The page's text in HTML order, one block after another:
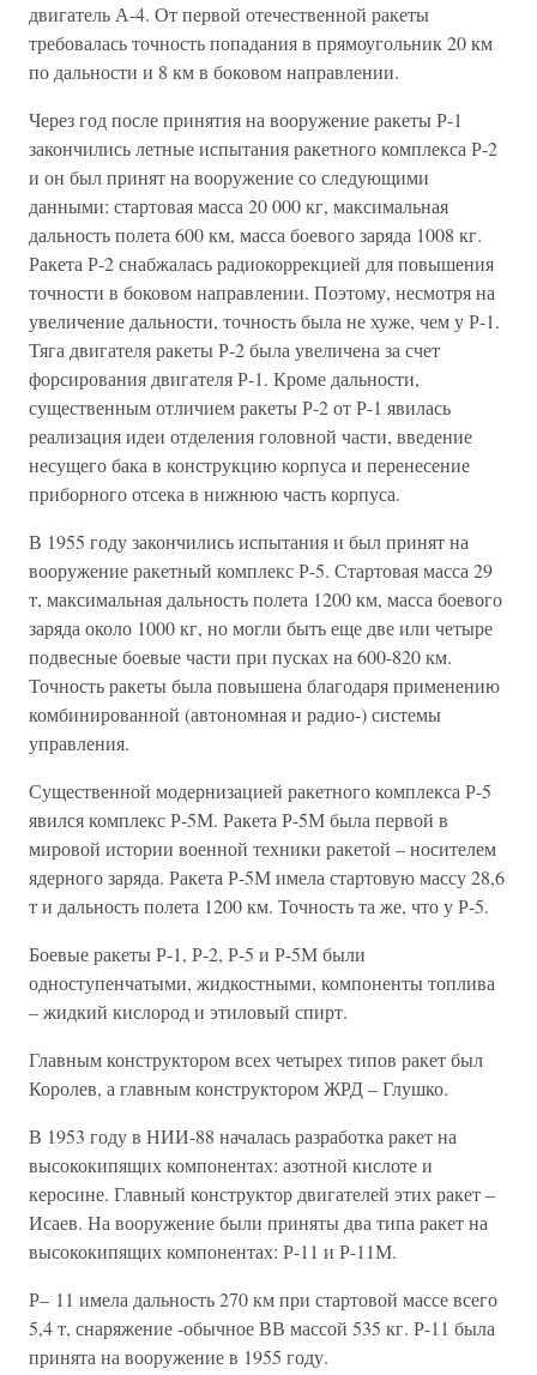
двигатель А-4. От первой отечественной ракеты
требовалась точность попадания в прямоугольник 20 км
по дальности и 8 км в боковом направлении.
Через год после принятия на вооружение ракеты Р-1
закончились летные испытания ракетного комплекса Р-2
и он был принят на вооружение со следующими
данными: стартовая масса 20 000 кг, максимальная
дальность полета 600 км, масса боевого заряда 1008 кг.
Ракета Р-2 снабжалась радиокоррекцией для повышения
точности в боковом направлении. Поэтому, несмотря на
увеличение дальности, точность была не хуже, чем у Р-1.
Тяга двигателя ракеты Р-2 была увеличена за счет
форсирования двигателя Р-1. Кроме дальности,
существенным отличием ракеты Р-2 от Р-1 явилась
реализация идеи отделения головной части, введение
несущего бака в конструкцию корпуса и перенесение
приборного отсека в нижнюю часть корпуса.
В 1955 году закончились испытания и был принят на
вооружение ракетный комплекс Р-5. Стартовая масса 29
т, максимальная дальность полета 1200 км, масса боевого
заряда около 1000 кг, но могли быть еще две или четыре
подвесные боевые части при пусках на 600-820 км.
Точность ракеты была повышена благодаря применению
комбинированной (автономная и радио-) системы
управления.
Существенной модернизацией ракетного комплекса Р-5
явился комплекс Р-5М. Ракета Р-5М была первой в
мировой истории военной техники ракетой – носителем
ядерного заряда. Ракета Р-5М имела стартовую массу 28,6
т и дальность полета 1200 км. Точность та же, что у Р-5.
Боевые ракеты Р-1, Р-2, Р-5 и Р-5М были
одноступенчатыми, жидкостными, компоненты топлива
– жидкий кислород и этиловый спирт.
Главным конструктором всех четырех типов ракет был
Королев, а главным конструктором ЖРД – Глушко.
В 1953 году в НИИ-88 началась разработка ракет на
высококипящих компонентах: азотной кислоте и
керосине. Главный конструктор двигателей этих ракет –
Исаев. На вооружение были приняты два типа ракет на
высококипящих компонентах: Р-11 и Р-11М.
Р– 11 имела дальность 270 км при стартовой массе всего
5,4 т, снаряжение -обычное ВВ массой 535 кг. Р-11 была
принята на вооружение в 1955 году.